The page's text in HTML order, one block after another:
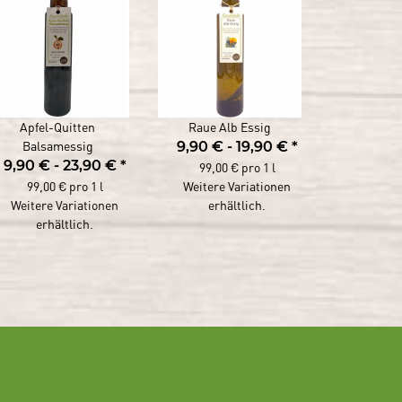
Apfel-Quitten
Balsamessig
9,90 € - 23,90 € *
99,00 € pro 1 l
Weitere Variationen
erhältlich.
Raue Alb Essig
9,90 € - 19,90 € *
99,00 € pro 1 l
Weitere Variationen
erhältlich.